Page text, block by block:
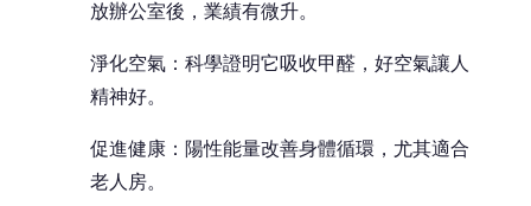
放辦公室後，業績有微升。
淨化空氣：科學證明它吸收甲醛，好空氣讓人
精神好。
促進健康：陽性能量改善身體循環，尤其適合
老人房。